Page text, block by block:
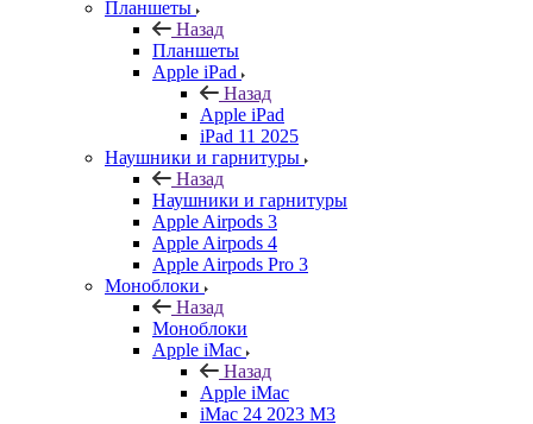
Планшеты
Назад
Планшеты
Apple iPad
Назад
Apple iPad
iPad 11 2025
Наушники и гарнитуры
Назад
Наушники и гарнитуры
Apple Airpods 3
Apple Airpods 4
Apple Airpods Pro 3
Моноблоки
Назад
Моноблоки
Apple iMac
Назад
Apple iMac
iMac 24 2023 M3